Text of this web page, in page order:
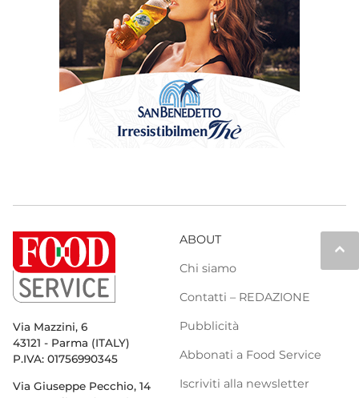
keyboard_arrow_up
Via Mazzini, 6
43121 - Parma (ITALY)
P.IVA: 01756990345
Via Giuseppe Pecchio, 14
ABOUT
Chi siamo
Contatti – REDAZIONE
Pubblicità
Abbonati a Food Service
Iscriviti alla newsletter